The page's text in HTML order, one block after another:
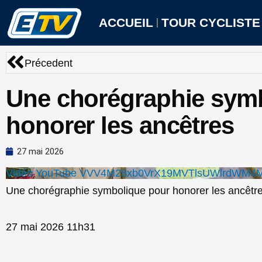
Aller
contenu
ACCUEIL TOUR CYCLISTE
Précédent
Précedent
Une chorégraphie
honorer les ancêtres
27 mai 2026
Vidéo YouTube
Une chorégraphie symbolique pour honorer les
27 mai 2026 11h31